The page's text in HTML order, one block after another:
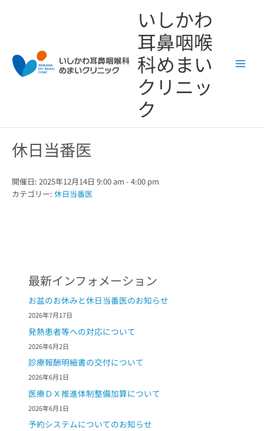
いしかわ
耳鼻咽喉
科めまい
クリニッ
ク
休日当番医
開催日: 2025年12月14日 9:00 am - 4:00 pm
カテゴリー:休日当番医
最新インフォメーション
お盆のお休みと休日当番医のお知らせ
2026年7月17日
発熱患者等への対応について
2026年6月2日
診療報酬明細書の交付について
2026年6月1日
医療ＤＸ推進体制整備加算について
2026年6月1日
予約システムについてのお知らせ